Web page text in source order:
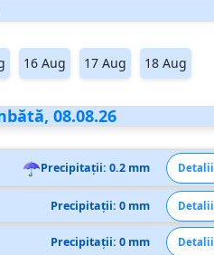
16 Aug 17 Aug 18 Aug
08.08.26
☂Precipitații: 0.2 mm Detalii
Precipitații: 0 mm Detalii
Precipitații: 0 mm Detalii